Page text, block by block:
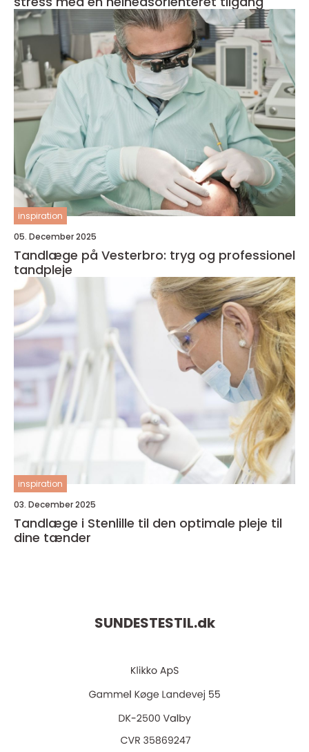
inspiration
05. December 2025
Tandlæge på Vesterbro: tryg og professionel
tandpleje
inspiration
03. December 2025
Tandlæge i Stenlille til den optimale pleje til
dine tænder
SUNDESTESTIL.dk